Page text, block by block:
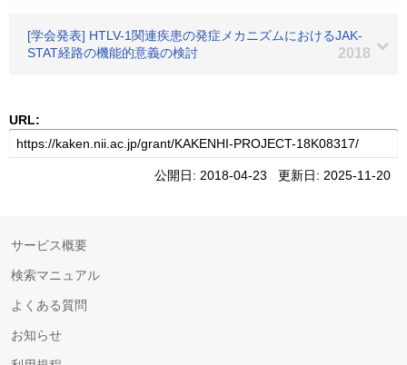
[学会発表] HTLV-1関連疾患の発症メカニズムにおけるJAK-
STAT経路の機能的意義の検討
2018
URL:
公開日: 2018-04-23 更新日: 2025-11-20
サービス概要
検索マニュアル
よくある質問
お知らせ